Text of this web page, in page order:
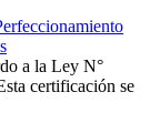
a la Ley N°
certificación se